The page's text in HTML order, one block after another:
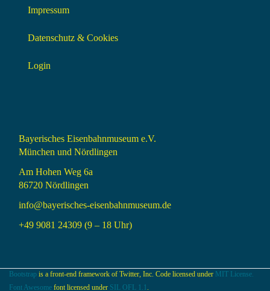
Impressum
Datenschutz & Cookies
Login
Bayerisches Eisenbahnmuseum e.V.
München und Nördlingen
Am Hohen Weg 6a
86720 Nördlingen
info@bayerisches-eisenbahnmuseum.de
+49 9081 24309 (9 – 18 Uhr)
Bootstrap is a front-end framework of Twitter, Inc. Code licensed under MIT License.
Font Awesome font licensed under SIL OFL 1.1 .